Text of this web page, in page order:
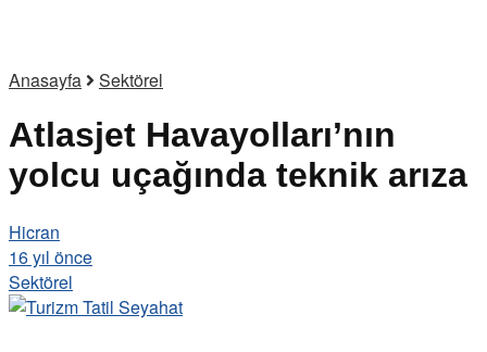
Anasayfa Sektörel
Atlasjet Havayolları’nın
yolcu uçağında teknik arıza
Hicran
16 yıl önce
Sektörel